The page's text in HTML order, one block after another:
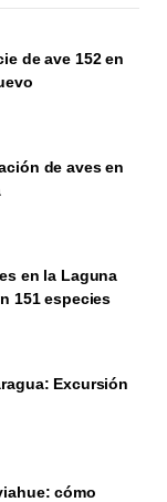
de ave 152 en
de aves en
en la Laguna
151 especies
Excursión
cómo